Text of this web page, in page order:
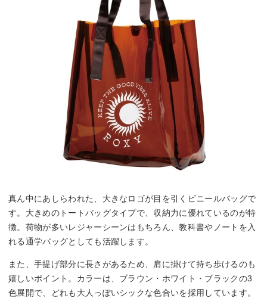
真ん中にあしらわれた、大きなロゴが目を引くビニールバッグで
す。大きめのトートバッグタイプで、収納力に優れているのが特
徴。荷物が多いレジャーシーンはもちろん、教科書やノートを入
れる通学バッグとしても活躍します。
また、手提げ部分に長さがあるため、肩に掛けて持ち歩けるのも
嬉しいポイント。カラーは、ブラウン・ホワイト・ブラックの3
色展開で、どれも大人っぽいシックな色合いを採用しています。